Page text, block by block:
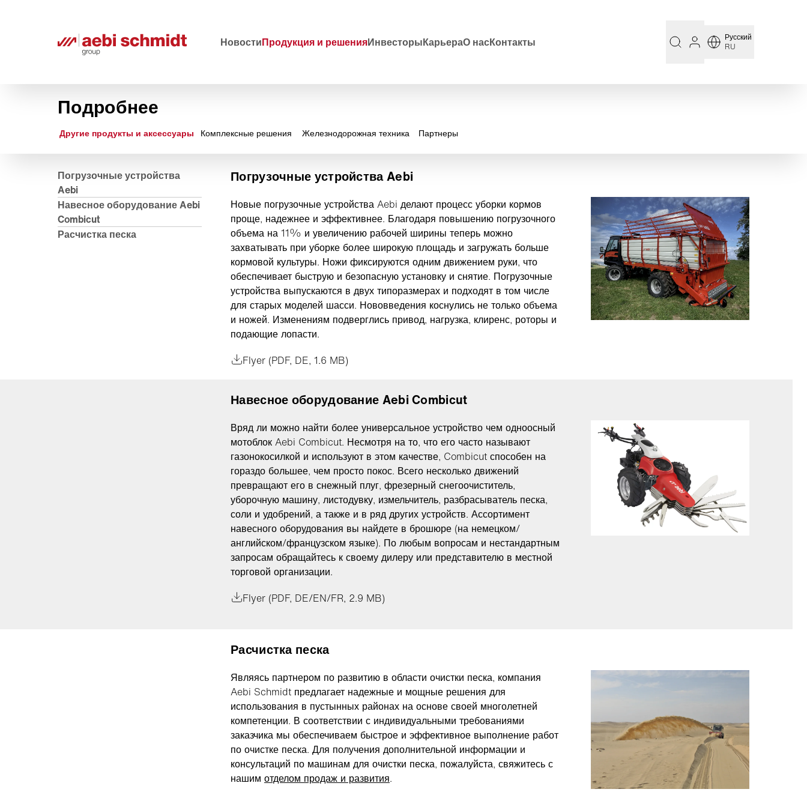
НовостиПродукция и решенияИнвесторыКарьераО насКонтакты
Русский
RU
Подробнее
Другие продукты и аксессуары Комплексные решения Железнодорожная техника Партнеры
Погрузочные устройства
Aebi
Навесное оборудование Aebi
Combicut
Расчистка песка
Погрузочные устройства Aebi
Новые погрузочные устройства Aebi делают процесс уборки кормов
проще, надежнее и эффективнее. Благодаря повышению погрузочного
объема на 11% и увеличению рабочей ширины теперь можно
захватывать при уборке более широкую площадь и загружать больше
кормовой культуры. Ножи фиксируются одним движением руки, что
обеспечивает быструю и безопасную установку и снятие. Погрузочные
устройства выпускаются в двух типоразмерах и подходят в том числе
для старых моделей шасси. Нововведения коснулись не только объема
и ножей. Изменениям подверглись привод, нагрузка, клиренс, роторы и
подающие лопасти.
Flyer (PDF, DE, 1.6 MB)
Навесное оборудование Aebi Combicut
Вряд ли можно найти более универсальное устройство чем одноосный
мотоблок Aebi Combicut. Несмотря на то, что его часто называют
газонокосилкой и используют в этом качестве, Combicut способен на
гораздо большее, чем просто покос. Всего несколько движений
превращают его в снежный плуг, фрезерный снегоочиститель,
уборочную машину, листодувку, измельчитель, разбрасыватель песка,
соли и удобрений, а также и в ряд других устройств. Ассортимент
навесного оборудования вы найдете в брошюре (на немецком/
английском/французском языке). По любым вопросам и нестандартным
запросам обращайтесь к своему дилеру или представителю в местной
торговой организации.
Flyer (PDF, DE/EN/FR, 2.9 MB)
Расчистка песка
Являясь партнером по развитию в области очистки песка, компания
Aebi Schmidt предлагает надежные и мощные решения для
использования в пустынных районах на основе своей многолетней
компетенции. В соответствии с индивидуальными требованиями
заказчика мы обеспечиваем быстрое и эффективное выполнение работ
по очистке песка. Для получения дополнительной информации и
консультаций по машинам для очистки песка, пожалуйста, свяжитесь с
нашим отделом продаж и развития.